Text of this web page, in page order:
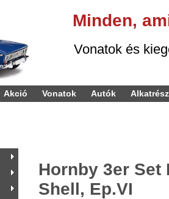
Minden,
és
Akció Vonatok Autók
Hornby 3er Set
Shell, Ep.VI